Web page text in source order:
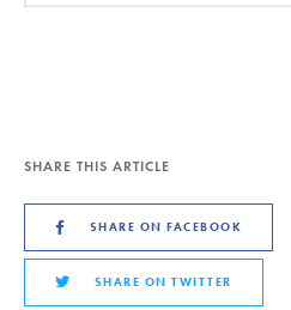
SHARE THIS ARTICLE
SHARE ON FACEBOOK
SHARE ON TWITTER